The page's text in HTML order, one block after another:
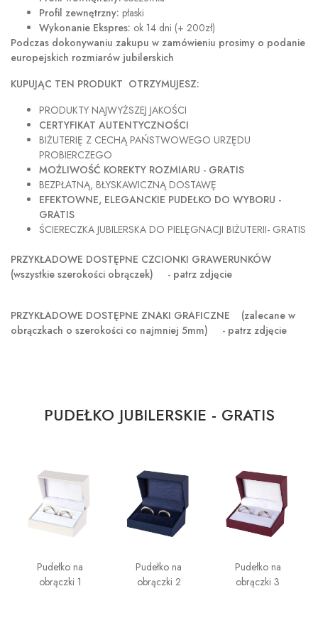
Profil zewnętrzny: płaski
Wykonanie Ekspres: ok 14 dni (+ 200zł)
Podczas dokonywaniu zakupu w zamówieniu prosimy o podanie
europejskich rozmiarów jubilerskich
KUPUJĄC TEN PRODUKT OTRZYMUJESZ:
PRODUKTY NAJWYŻSZEJ JAKOŚCI
CERTYFIKAT AUTENTYCZNOŚCI
BIŻUTERIĘ Z CECHĄ PAŃSTWOWEGO URZĘDU
PROBIERCZEGO
MOŻLIWOŚĆ KOREKTY ROZMIARU - GRATIS
BEZPŁATNĄ, BŁYSKAWICZNĄ DOSTAWĘ
EFEKTOWNE, ELEGANCKIE PUDEŁKO DO WYBORU -
GRATIS
ŚCIERECZKA JUBILERSKA DO PIELĘGNACJI BIŻUTERII- GRATIS
PRZYKŁADOWE DOSTĘPNE CZCIONKI GRAWERUNKÓW
(wszystkie szerokości obrączek) - patrz zdjęcie
PRZYKŁADOWE DOSTĘPNE ZNAKI GRAFICZNE (zalecane w
obrączkach o szerokości co najmniej 5mm) - patrz zdjęcie
PUDEŁKO JUBILERSKIE - GRATIS
Pudełko na
obrączki 1
Pudełko na
obrączki 2
Pudełko na
obrączki 3